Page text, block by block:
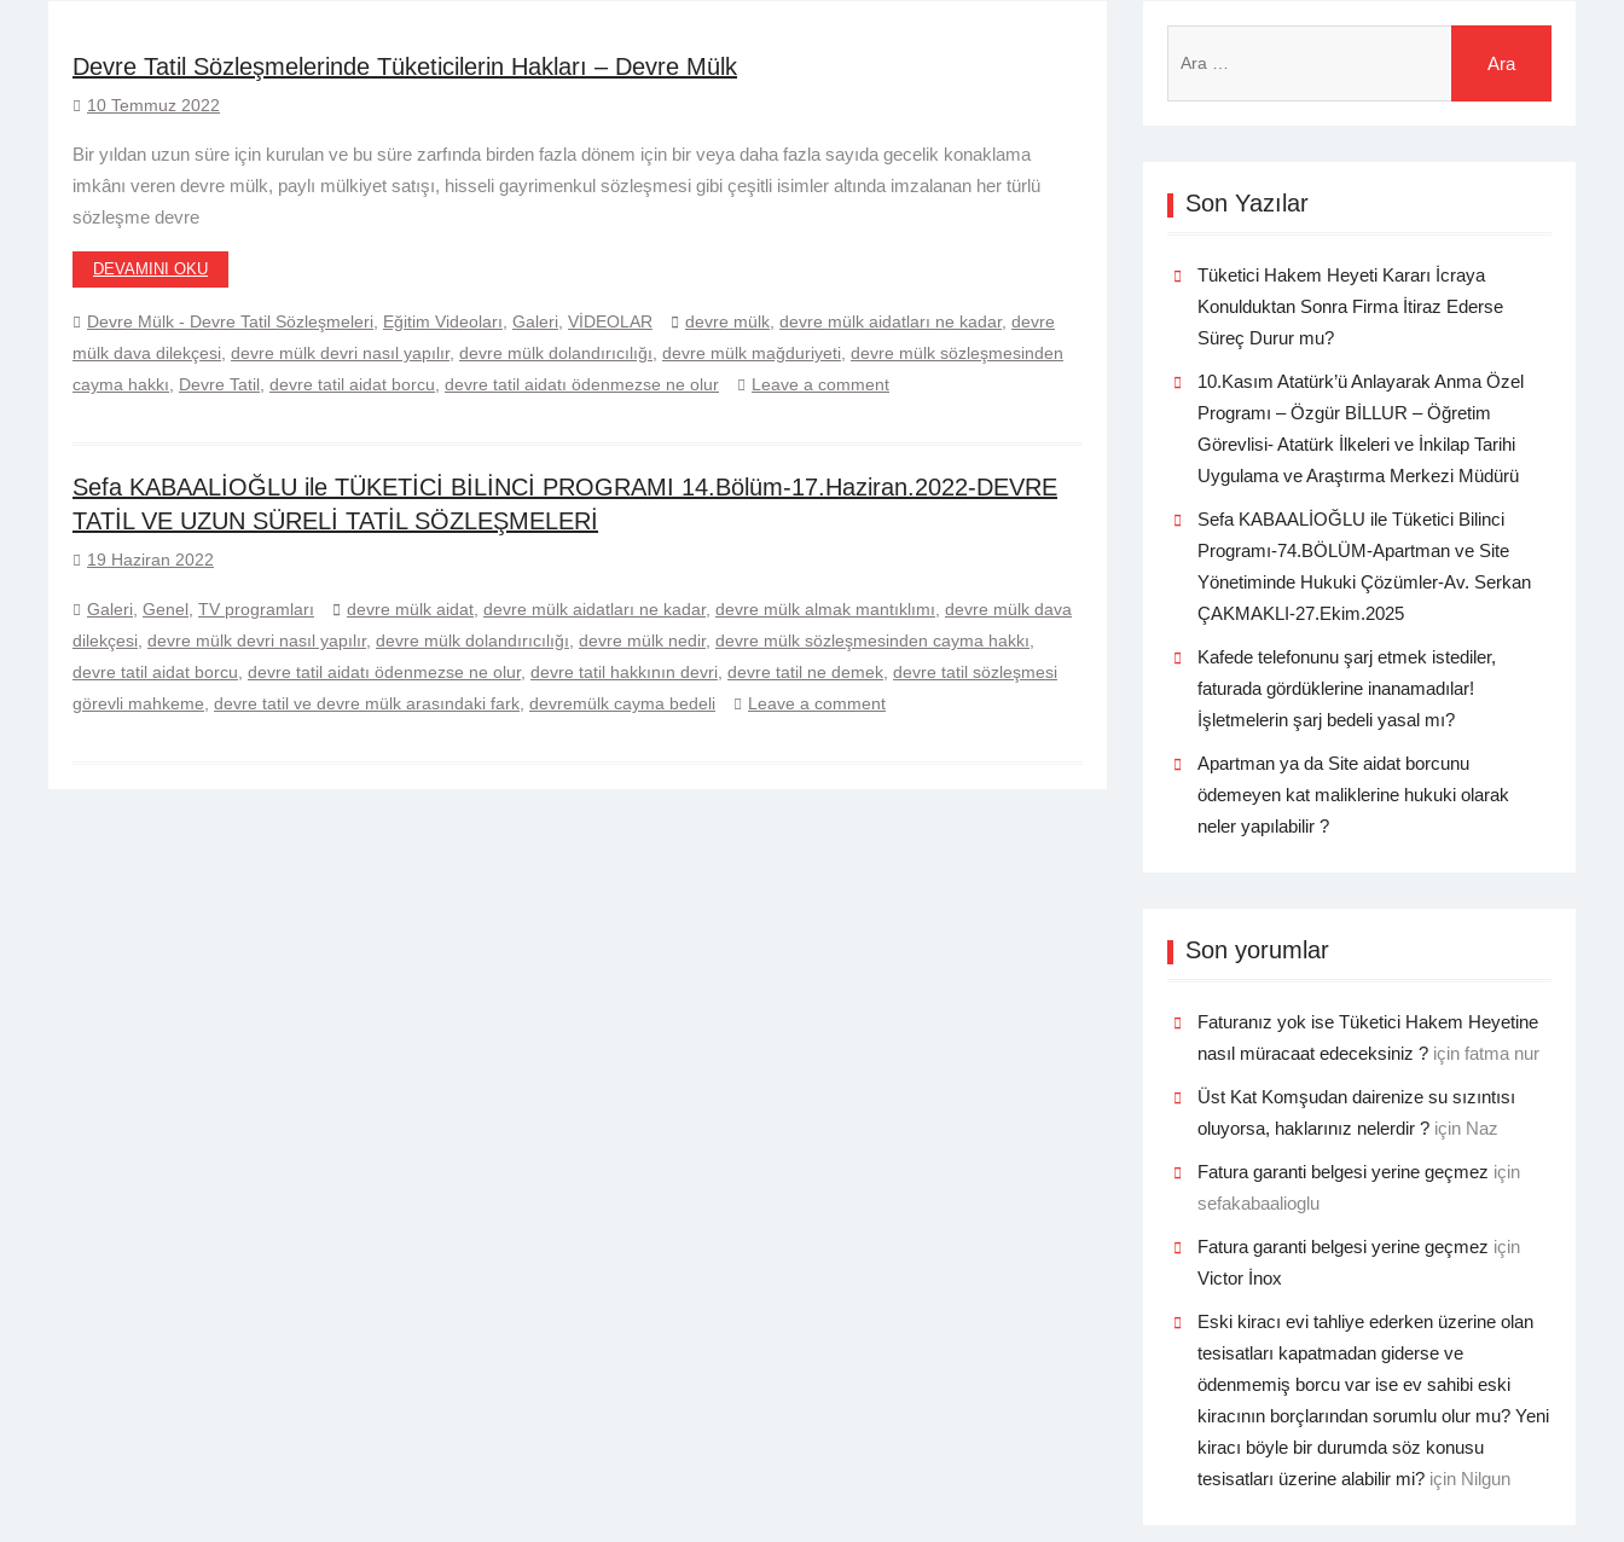
Devre Tatil Sözleşmelerinde Tüketicilerin Hakları – Devre Mülk
10 Temmuz 2022
Bir yıldan uzun süre için kurulan ve bu süre zarfında birden fazla dönem için bir veya daha fazla sayıda gecelik konaklama
imkânı veren devre mülk, paylı mülkiyet satışı, hisseli gayrimenkul sözleşmesi gibi çeşitli isimler altında imzalanan her türlü
sözleşme devre
DEVAMINI OKU
Devre Mülk - Devre Tatil Sözleşmeleri Eğitim Videoları Galeri VİDEOLAR devre mülk devre mülk aidatları ne kadar, devre
mülk dava dilekçesi devre mülk devri nasıl yapılır, devre mülk dolandırıcılığı devre mülk mağduriyeti devre mülk sözleşmesinden
cayma hakkı
Devre Tatil devre tatil aidat borcu devre tatil aidatı ödenmezse ne olur Leave a comment
Sefa KABAALİOĞLU ile TÜKETİCİ BİLİNCİ PROGRAMI 14.Bölüm-17.Haziran.2022-DEVRE
TATİL VE UZUN SÜRELİ TATİL SÖZLEŞMELERİ
19 Haziran 2022
Galeri Genel TV programları devre mülk aidat devre mülk aidatları ne kadar, devre mülk almak mantıklımı devre mülk dava
dilekçesi devre mülk devri nasıl yapılır, devre mülk dolandırıcılığı devre mülk nedir, devre mülk sözleşmesinden cayma hakkı
devre tatil aidat borcu devre tatil aidatı ödenmezse ne olur, devre tatil hakkının devri devre tatil ne demek devre tatil sözleşmesi
görevli mahkeme devre tatil ve devre mülk arasındaki fark devremülk cayma bedeli Leave a comment
Son Yazılar
Tüketici Hakem Heyeti Kararı İcraya
Konulduktan Sonra Firma İtiraz Ederse
Süreç Durur mu?
10.Kasım Atatürk’ü Anlayarak Anma Özel
Programı – Özgür BİLLUR – Öğretim
Görevlisi- Atatürk İlkeleri ve İnkilap Tarihi
Uygulama ve Araştırma Merkezi Müdürü
Sefa KABAALİOĞLU ile Tüketici Bilinci
Programı-74.BÖLÜM-Apartman ve Site
Yönetiminde Hukuki Çözümler-Av. Serkan
ÇAKMAKLI-27.Ekim.2025
Kafede telefonunu şarj etmek istediler,
faturada gördüklerine inanamadılar!
İşletmelerin şarj bedeli yasal mı?
Apartman ya da Site aidat borcunu
ödemeyen kat maliklerine hukuki olarak
neler yapılabilir ?
Son yorumlar
Faturanız yok ise Tüketici Hakem Heyetine
nasıl müracaat edeceksiniz ?için fatma nur
Üst Kat Komşudan dairenize su sızıntısı
oluyorsa, haklarınız nelerdir ?için Naz
Fatura garanti belgesi yerine geçmez için
sefakabaalioglu
Fatura garanti belgesi yerine geçmez için
Victor İnox
Eski kiracı evi tahliye ederken üzerine olan
tesisatları kapatmadan giderse ve
ödenmemiş borcu var ise ev sahibi eski
kiracının borçlarından sorumlu olur mu? Yeni
kiracı böyle bir durumda söz konusu
tesisatları üzerine alabilir mi?için Nilgun